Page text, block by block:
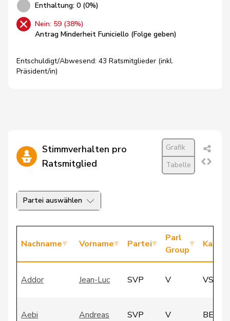
Enthaltung: 0 (0%)
Nein: 59 (38%)
Antrag Minderheit Funiciello (Folge geben)
Entschuldigt/Abwesend: 43 Ratsmitglieder (inkl.
Präsident/in)
Stimmverhalten pro
Ratsmitglied
Grafik
Tabelle
Partei auswählen
Nachname Vorname Partei
Parl
Group
Addor Jean-Luc SVP V VS
Aebi Andreas SVP V BE